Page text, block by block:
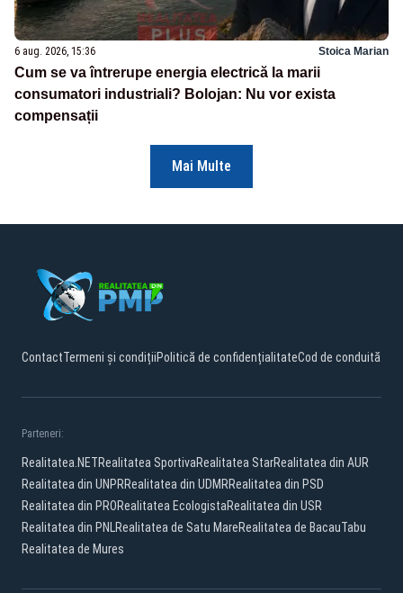
6 aug. 2026, 15:36 Stoica Marian
Cum se va întrerupe energia electrică la marii
consumatori industriali? Bolojan: Nu vor exista
compensații
Mai Multe
ContactTermeni și condițiiPolitică de confidențialitateCod de conduită
Parteneri:
Realitatea.NETRealitatea SportivaRealitatea StarRealitatea din AUR
Realitatea din UNPRRealitatea din UDMRRealitatea din PSD
Realitatea din PRORealitatea EcologistaRealitatea din USR
Realitatea din PNLRealitatea de Satu MareRealitatea de BacauTabu
Realitatea de Mures